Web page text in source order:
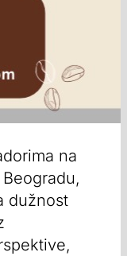
na
dužnost